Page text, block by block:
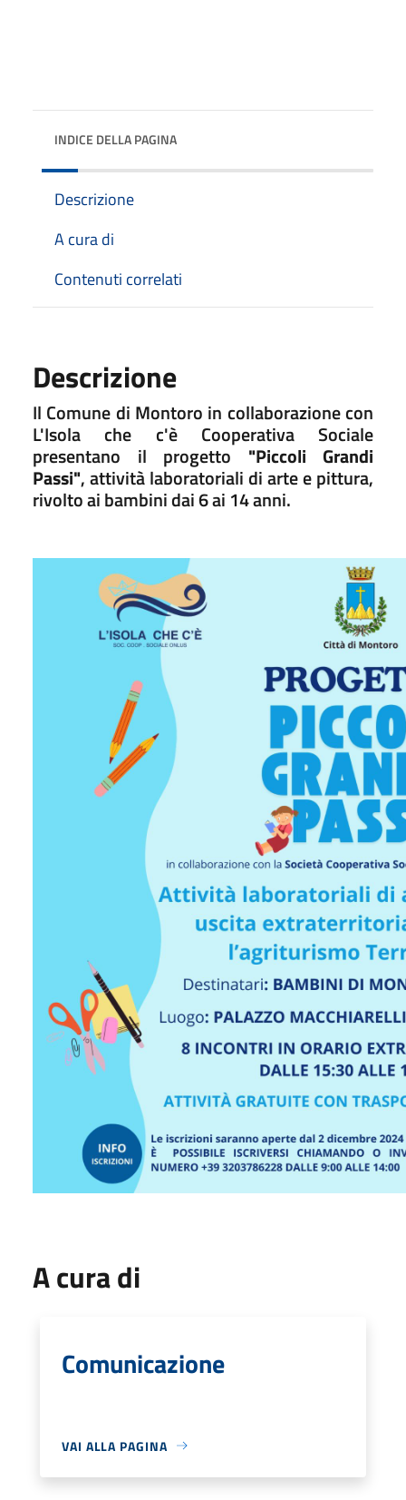
INDICE DELLA PAGINA
Descrizione
A cura di
Contenuti correlati
Descrizione
Il Comune di Montoro in collaborazione con
L'Isola che c'è Cooperativa Sociale
presentano il progetto "Piccoli Grandi
Passi", attività laboratoriali di arte e pittura,
rivolto ai bambini dai 6 ai 14 anni.
A cura di
Comunicazione
VAI ALLA PAGINA